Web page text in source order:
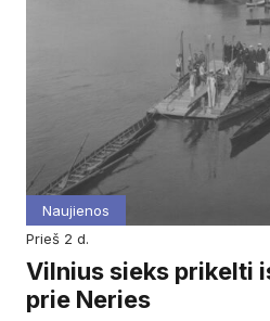
Naujienos
prieš 2 d.
Vilnius sieks prikelti
prie Neries